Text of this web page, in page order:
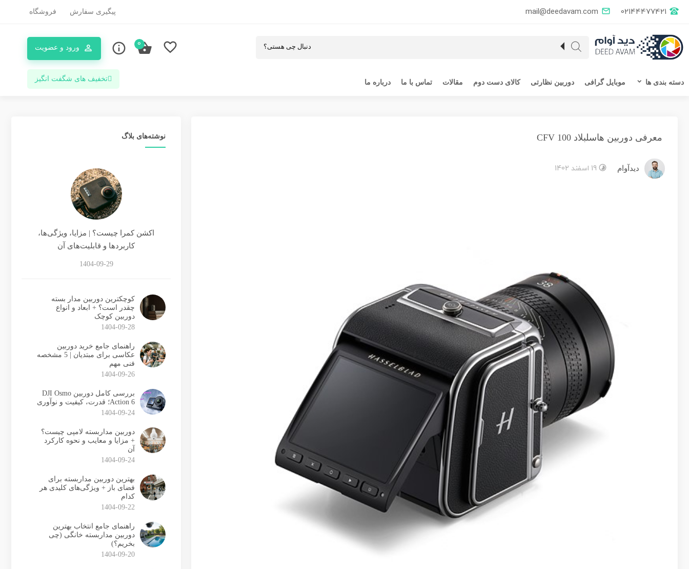
mail@deedavam.com 02144477421 پیگیری سفارش فروشگاه
ورود و عضویت 0
دسته بندی ها موبایل گرافی دوربین نظارتی کالای دست دوم مقالات تماس با ما درباره ما تخفیف های شگفت انگیز
معرفی دوربین هاسلبلاد CFV 100
دیدآوام 19 اسفند 1402
نوشته‌های بلاگ
اکشن کمرا چیست؟ | مزایا، ویژگی‌ها،
کاربردها و قابلیت‌های آن
1404-09-29
کوچکترین دوربین مدار بسته
چقدر است؟ + ابعاد و انواع
دوربین کوچک
1404-09-28
راهنمای جامع خرید دوربین
عکاسی برای مبتدیان | 5 مشخصه
فنی مهم
1404-09-26
بررسی کامل دوربین DJI Osmo
Action 6؛ قدرت، کیفیت و نوآوری
1404-09-24
دوربین مداربسته لامپی چیست؟
+ مزایا و معایب و نحوه کارکرد
آن
1404-09-24
بهترین دوربین مداربسته برای
فضای باز + ویژگی‌های کلیدی هر
کدام
1404-09-22
راهنمای جامع انتخاب بهترین
دوربین مداربسته خانگی (چی
بخریم؟)
1404-09-20